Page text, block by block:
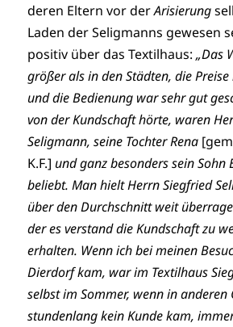
deren Eltern vor derArisierung
Laden der Seligmanns gewesen
positiv über das Textilhaus: „Das
größer als in den Städten, die
und die Bedienung war sehr gut
von der Kundschaft hörte, waren
Seligmann, seine Tochter Rena
K.F.] und ganz besonders sein Sohn
beliebt. Man hielt Herrn Siegfried
über den Durchschnitt weit
der es verstand die Kundschaft zu
erhalten. Wenn ich bei meinen
Dierdorf kam, war im Textilhaus
selbst im Sommer, wenn in anderen
stundenlang kein Kunde kam,